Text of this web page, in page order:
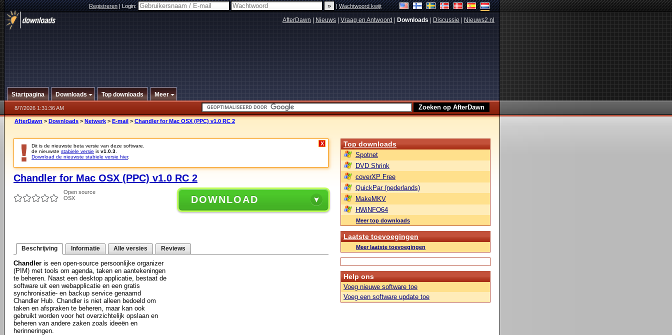
Registreren|Login: |Wachtwoord kwijt
AfterDawn Nieuws Vraag en Antwoord Downloads Discussie Nieuws2.nl
Startpagina Downloads Top downloads Meer
8/7/2026 1:31:36 AM
AfterDawn > Downloads > Netwerk > E-mail > Chandler for Mac OSX (PPC) v1.0 RC 2
Dit is de nieuwste beta versie van deze software.
de nieuwste stabiele versie is v1.0.3
Download de nieuwste stabiele versie hier.
X
Chandler for Mac OSX (PPC) v1.0 RC 2
Open source
OSX
DOWNLOAD
Beschrijving Informatie Alle versies Reviews
Chandler is een open-source persoonlijke organizer
(PIM) met tools om agenda, taken en aantekeningen
te beheren. Naast een desktop applicatie, bestaat de
software uit een webapplicatie en een gratis
synchronisatie- en backup service genaamd
Chandler Hub. Chandler is niet alleen bedoeld om
taken en afspraken te beheren, maar kan ook
gebruikt worden voor het overzichtelijk opslaan en
beheren van andere zaken zoals ideeën en
herinneringen.
Top downloads
Spotnet
DVD Shrink
coverXP Free
QuickPar (nederlands)
MakeMKV
HWiNFO64
Meer top downloads
Laatste toevoegingen
Meer laatste toevoegingen
Help ons
Voeg nieuwe software toe
Voeg een software update toe